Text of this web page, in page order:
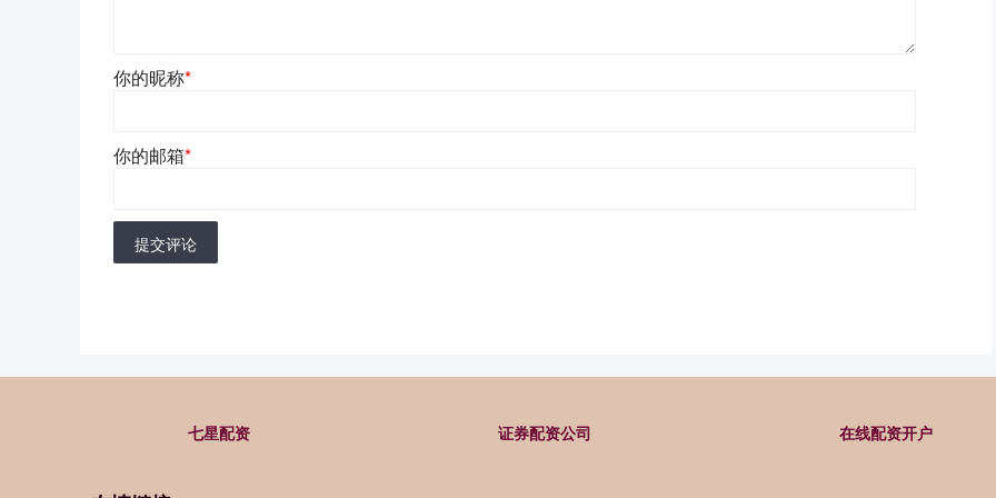
你的昵称*
你的邮箱*
提交评论
七星配资 证券配资公司 在线配资开户